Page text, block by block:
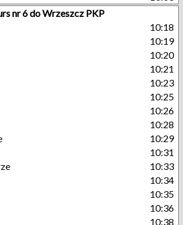
nr 6 do Wrzeszcz PKP
10:18
10:19
10:20
10:21
10:23
10:25
10:26
10:28
10:29
10:31
10:33
10:34
10:35
10:36
10:38